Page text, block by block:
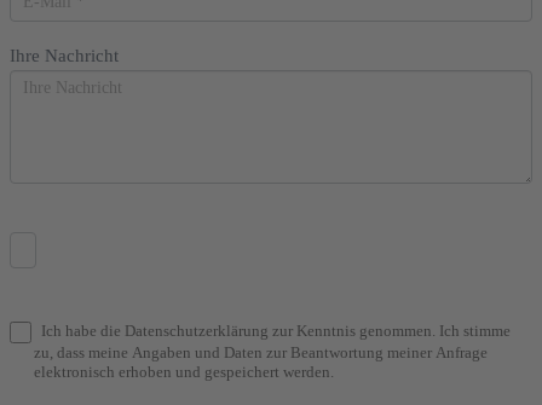
Ihre Nachricht
Ich habe die Datenschutzerklärung zur Kenntnis genommen. Ich stimme
zu, dass meine Angaben und Daten zur Beantwortung meiner Anfrage
elektronisch erhoben und gespeichert werden.